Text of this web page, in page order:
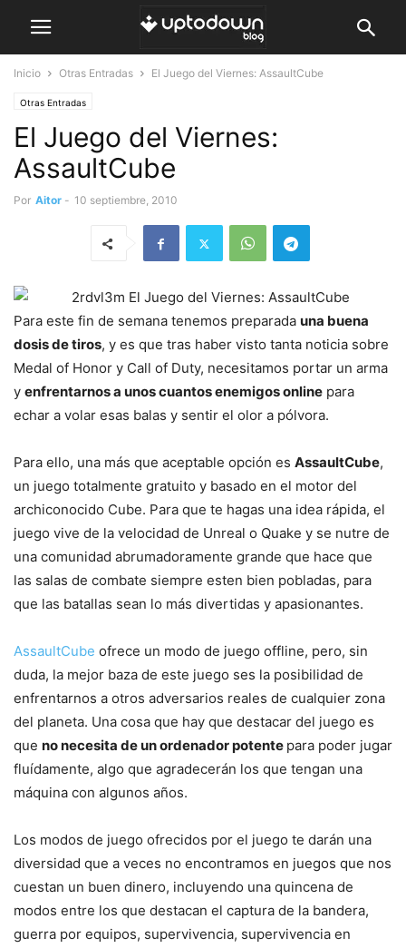
Inicio Otras Entradas El Juego del Viernes: AssaultCube
Otras Entradas
El Juego del Viernes:
AssaultCube
Por Aitor - 10 septiembre, 2010
Para este fin de semana tenemos preparada una buena
dosis de tiros, y es que tras haber visto tanta noticia sobre
Medal of Honor y Call of Duty, necesitamos portar un arma
y enfrentarnos a unos cuantos enemigos online para
echar a volar esas balas y sentir el olor a pólvora.
Para ello, una más que aceptable opción es AssaultCube,
un juego totalmente gratuito y basado en el motor del
archiconocido Cube. Para que te hagas una idea rápida, el
juego vive de la velocidad de Unreal o Quake y se nutre de
una comunidad abrumadoramente grande que hace que
las salas de combate siempre esten bien pobladas, para
que las batallas sean lo más divertidas y apasionantes.
AssaultCube ofrece un modo de juego offline, pero, sin
duda, la mejor baza de este juego ses la posibilidad de
enfrentarnos a otros adversarios reales de cualquier zona
del planeta. Una cosa que hay que destacar del juego es
que no necesita de un ordenador potente para poder jugar
fluídamente, algo que agradecerán los que tengan una
máquina con algunos años.
Los modos de juego ofrecidos por el juego te darán una
diversidad que a veces no encontramos en juegos que nos
cuestan un buen dinero, incluyendo una quincena de
modos entre los que destacan el captura de la bandera,
guerra por equipos, supervivencia, supervivencia en